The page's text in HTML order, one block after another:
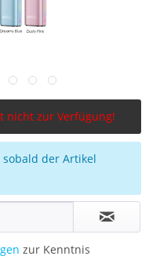
nicht zur Verfügung!
der Artikel
zur Kenntnis